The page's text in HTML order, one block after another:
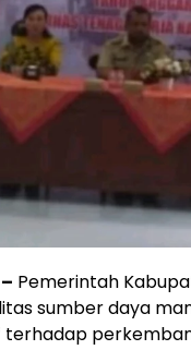
Pemerintah
sumber daya